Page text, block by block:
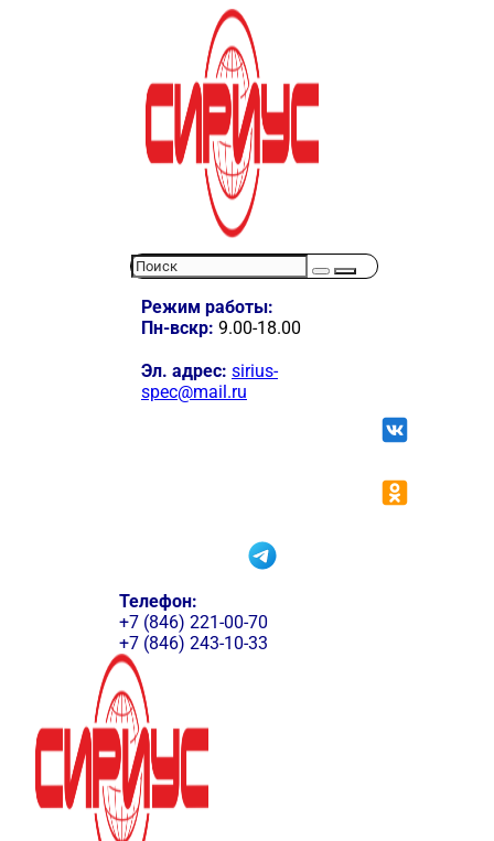
Режим работы:
Пн-вскр: 9.00-18.00
Эл. адрес: sirius-
spec@mail.ru
Телефон:
+7 (846) 221-00-70
+7 (846) 243-10-33